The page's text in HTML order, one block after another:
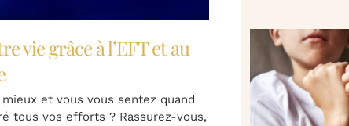
vie grâce à l’EFT et au
et vous vous sentez quand
tous vos efforts ? Rassurez-vous,